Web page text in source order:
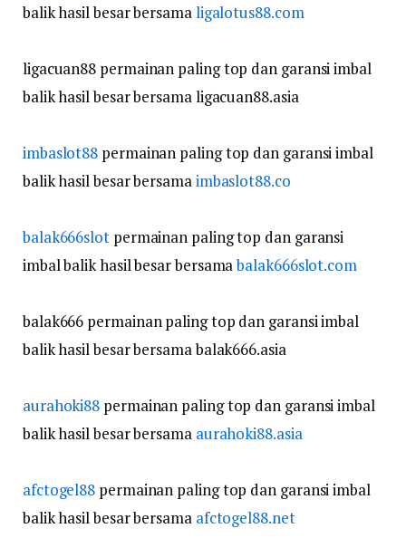
balik hasil besar bersamaligalotus88.com
ligacuan88 permainan paling top dan garansi imbal
balik hasil besar bersama ligacuan88.asia
imbaslot88 permainan paling top dan garansi imbal
balik hasil besar bersamaimbaslot88.co
balak666slotpermainan paling top dan garansi
imbal balik hasil besar bersamabalak666slot.com
balak666 permainan paling top dan garansi imbal
balik hasil besar bersama balak666.asia
aurahoki88 permainan paling top dan garansi imbal
balik hasil besar bersama aurahoki88.asia
afctogel88 permainan paling top dan garansi imbal
balik hasil besar bersama afctogel88.net